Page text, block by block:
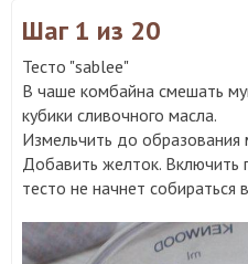
Шаг 1 из 20
Тесто "sablee"
В чаше комбайна смешать
кубики сливочного масла.
Измельчить до образования
Добавить желток. Включить
тесто не начнет собираться